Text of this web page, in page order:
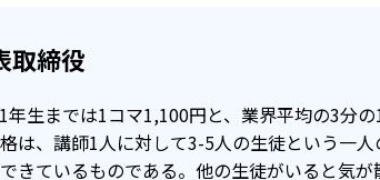
意不得意を知ることができる。このオリジ
アップを図ることも可能。
レベルにばらつきがあり、理解しづらいこと
取締役
生までは1コマ1,100円と、業界平均の3分
は、講師1人に対して3-5人の生徒という一
きているものである。他の生徒がいると気